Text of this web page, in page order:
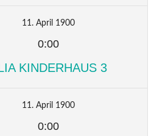
11. April 1900
0:00
KINDERHAUS 3
11. April 1900
0:00